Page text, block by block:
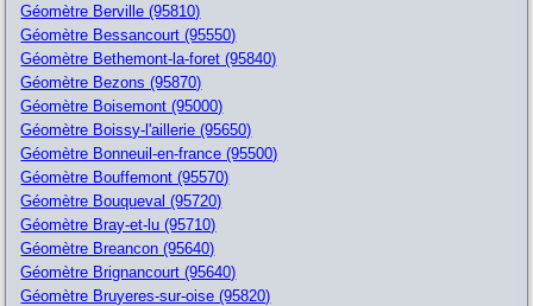
Géomètre Berville (95810)
Géomètre Bessancourt (95550)
Géomètre Bethemont-la-foret (95840)
Géomètre Bezons (95870)
Géomètre Boisemont (95000)
Géomètre Boissy-l'aillerie (95650)
Géomètre Bonneuil-en-france (95500)
Géomètre Bouffemont (95570)
Géomètre Bouqueval (95720)
Géomètre Bray-et-lu (95710)
Géomètre Breancon (95640)
Géomètre Brignancourt (95640)
Géomètre Bruyeres-sur-oise (95820)